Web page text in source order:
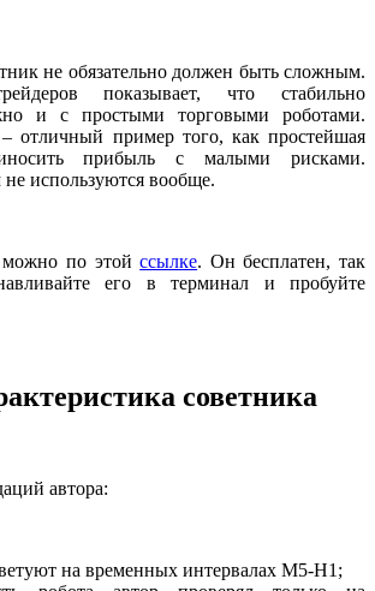
не обязательно должен быть сложным.
показывает, что стабильно
и с простыми торговыми роботами.
отличный пример того, как простейшая
прибыль с малыми рисками.
используются вообще.
можно по этойссылке. Он бесплатен, так
его в терминал и пробуйте
советника
автора:
на временных интервалах М5-Н1;